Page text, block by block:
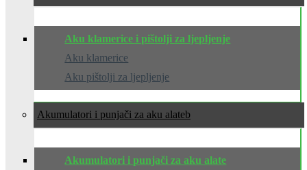
Aku klamerice i pištolji za ljepljenje
Aku klamerice
Aku pištolji za ljepljenje
Akumulatori i punjači za aku alate
Akumulatori i punjači za aku alate